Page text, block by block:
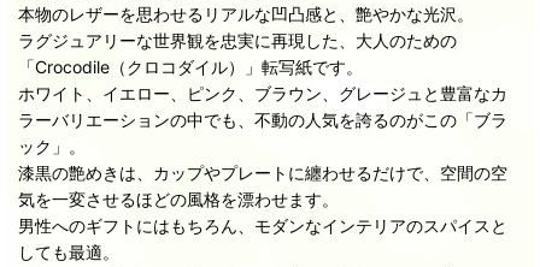
本物のレザーを思わせるリアルな凹凸感と、艶やかな光沢。
ラグジュアリーな世界観を忠実に再現した、大人のための
「Crocodile（クロコダイル）」転写紙です。
ホワイト、イエロー、ピンク、ブラウン、グレージュと豊富なカ
ラーバリエーションの中でも、不動の人気を誇るのがこの「ブラ
ック」。
漆黒の艶めきは、カップやプレートに纏わせるだけで、空間の空
気を一変させるほどの風格を漂わせます。
男性へのギフトにはもちろん、モダンなインテリアのスパイスと
しても最適。